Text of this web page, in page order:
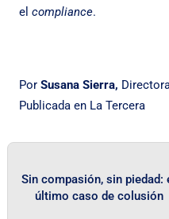
el compliance.
Por Susana Sierra,
Publicada en La Tercera
Sin compasión, sin piedad:
último caso de colusión